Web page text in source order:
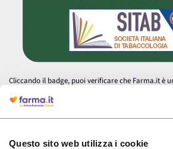
Questo sito web utilizza i cookie
Cliccando il badge, puoi verificare che Farma.it è
autorizzata dal Ministero della Salute a effettuare
medicinali.